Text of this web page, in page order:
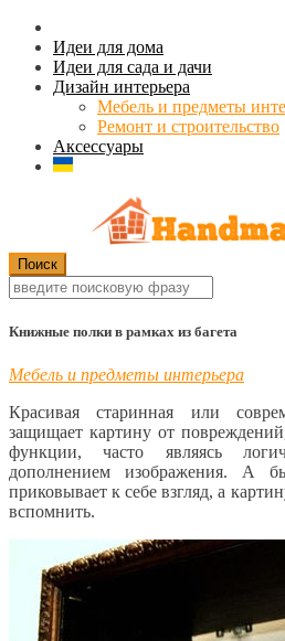
Идеи для дома
Идеи для сада и дачи
Дизайн интерьера
Мебель и предметы
Ремонт и строительство
Аксессуары
Книжные полки в рамках из багета
Мебель и предметы интерьера
Красивая старинная или
защищает картину от
функции, часто являясь
дополнением изображения. А
приковывает к себе взгляд, а
вспомнить.